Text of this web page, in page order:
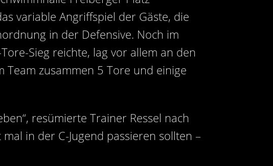
variable Angriffspiel der Gäste, die
in der Defensive. Noch im
Sieg reichte, lag vor allem an den
zusammen 5 Tore und einige
resümierte Trainer Ressel nach
in der C-Jugend passieren sollten –